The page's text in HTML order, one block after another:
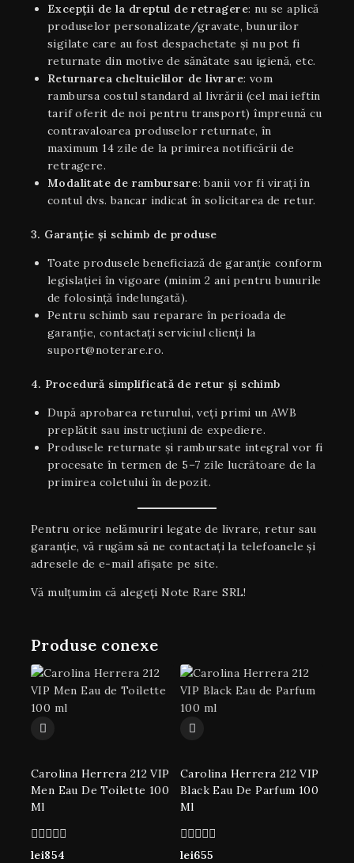
Excepții de la dreptul de retragere: nu se aplică
produselor personalizate/gravate, bunurilor
sigilate care au fost despachetate și nu pot fi
returnate din motive de sănătate sau igienă, etc.
Returnarea cheltuielilor de livrare: vom
rambursa costul standard al livrării (cel mai ieftin
tarif oferit de noi pentru transport) împreună cu
contravaloarea produselor returnate, în
maximum 14 zile de la primirea notificării de
retragere.
Modalitate de rambursare: banii vor fi virați în
contul dvs. bancar indicat în solicitarea de retur.
3. Garanție și schimb de produse
Toate produsele beneficiază de garanție conform
legislației în vigoare (minim 2 ani pentru bunurile
de folosință îndelungată).
Pentru schimb sau reparare în perioada de
garanție, contactați serviciul clienți la
suport@noterare.ro.
4. Procedură simplificată de retur și schimb
După aprobarea returului, veți primi un AWB
preplătit sau instrucțiuni de expediere.
Produsele returnate și rambursate integral vor fi
procesate în termen de 5–7 zile lucrătoare de la
primirea coletului în depozit.
Pentru orice nelămuriri legate de livrare, retur sau
garanţie, vă rugăm să ne contactați la telefoanele și
adresele de e-mail afișate pe site.
Vă mulțumim că alegeți Note Rare SRL!
Produse conexe
Carolina Herrera 212 VIP
Men Eau De Toilette 100
Ml
0
lei854
Carolina Herrera 212 VIP
Black Eau De Parfum 100
Ml
0
lei655